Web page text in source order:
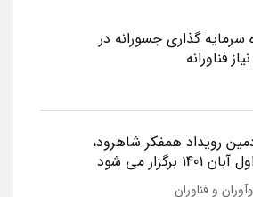
سرمایه گذاری جسورانه در
فناورانه
رویداد همفکر شاهرود،
برگزار می شود
و فناوران